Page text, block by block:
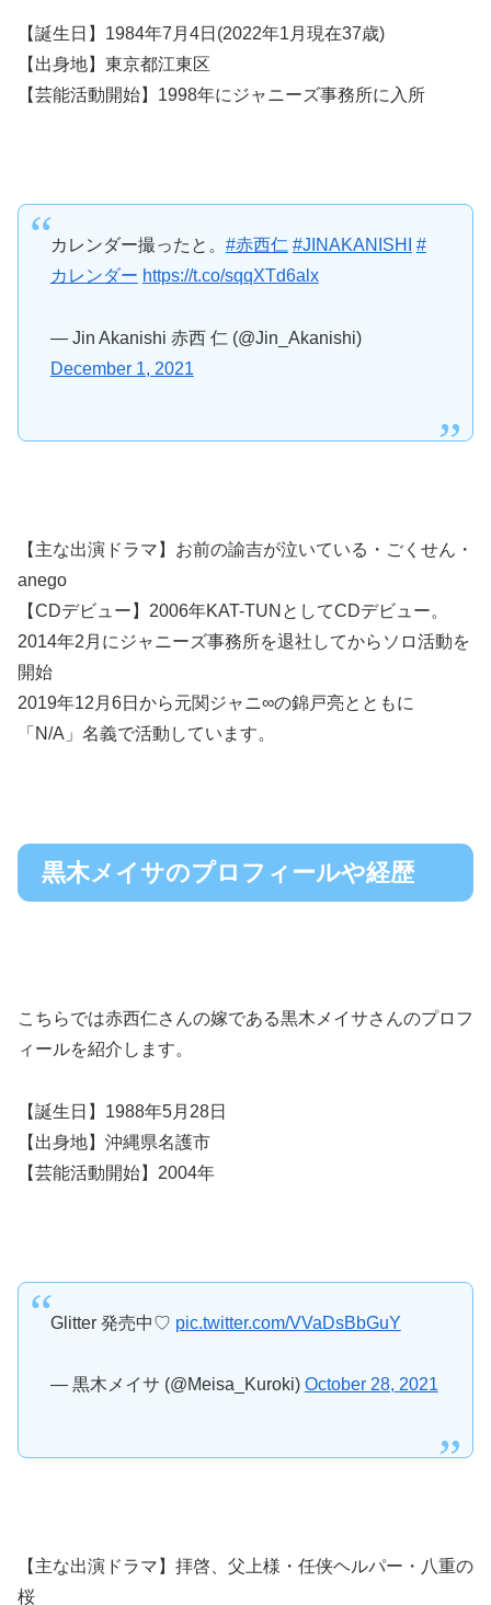
【誕生日】1984年7月4日(2022年1月現在37歳)
【出身地】東京都江東区
【芸能活動開始】1998年にジャニーズ事務所に入所
カレンダー撮ったと。 #赤西仁 #JINAKANISHI
#
カレンダー https://t.co/sqqXTd6alx
— Jin Akanishi 赤西 仁 (@Jin_Akanishi)
December 1, 2021
【主な出演ドラマ】お前の諭吉が泣いている・ごくせん・
anego
【CDデビュー】2006年KAT-TUNとしてCDデビュー。
2014年2月にジャニーズ事務所を退社してからソロ活動を
開始
2019年12月6日から元関ジャニ∞の錦戸亮とともに
「N/A」名義で活動しています。
黒木メイサのプロフィールや経歴
こちらでは赤西仁さんの嫁である黒木メイサさんのプロフ
ィールを紹介します。
【誕生日】1988年5月28日
【出身地】沖縄県名護市
【芸能活動開始】2004年
Glitter 発売中♡ pic.twitter.com/VVaDsBbGuY
— 黒木メイサ (@Meisa_Kuroki) October 28, 2021
【主な出演ドラマ】拝啓、父上様・任侠ヘルパー・八重の
桜